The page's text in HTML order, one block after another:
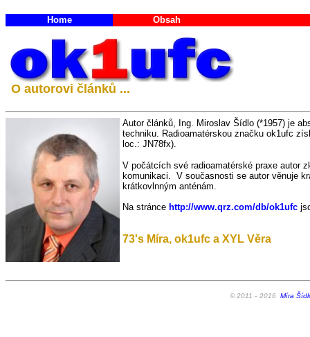
Home Obsah
O autorovi článků ...
Autor článků, Ing. Miroslav Šídlo (*1957) je
techniku. Radioamatérskou značku ok1ufc
loc.: JN78fx).
V počátcích své radioamatérské praxe autor
komunikaci. V současnosti se autor věnuje
krátkovlnným anténám.
Na stránce http://www.qrz.com/db/ok1ufc
73's Míra, ok1ufc a XYL Věra
© 2011 - 2016 Míra